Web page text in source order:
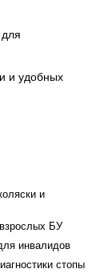
и удобных
и
БУ
инвалидов
стопы